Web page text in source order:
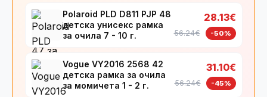
Polaroid PLD D811 PJP 48
детска унисекс рамка
за очила 7 - 10 г.
28.13€
56.24€ -50%
Vogue VY2016 2568 42
детска рамка за очила
за момичета 1 - 2 г.
31.10€
56.24€ -45%